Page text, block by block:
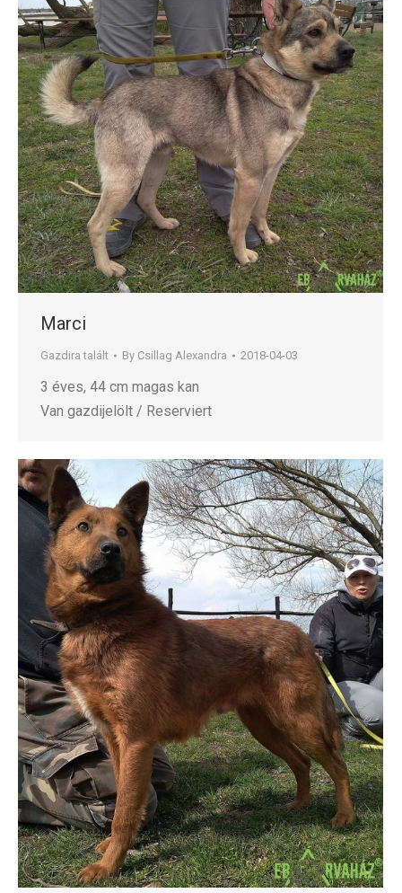
Marci
Gazdira talált By Csillag Alexandra 2018-04-03
3 éves, 44 cm magas kan
Van gazdijelölt / Reserviert